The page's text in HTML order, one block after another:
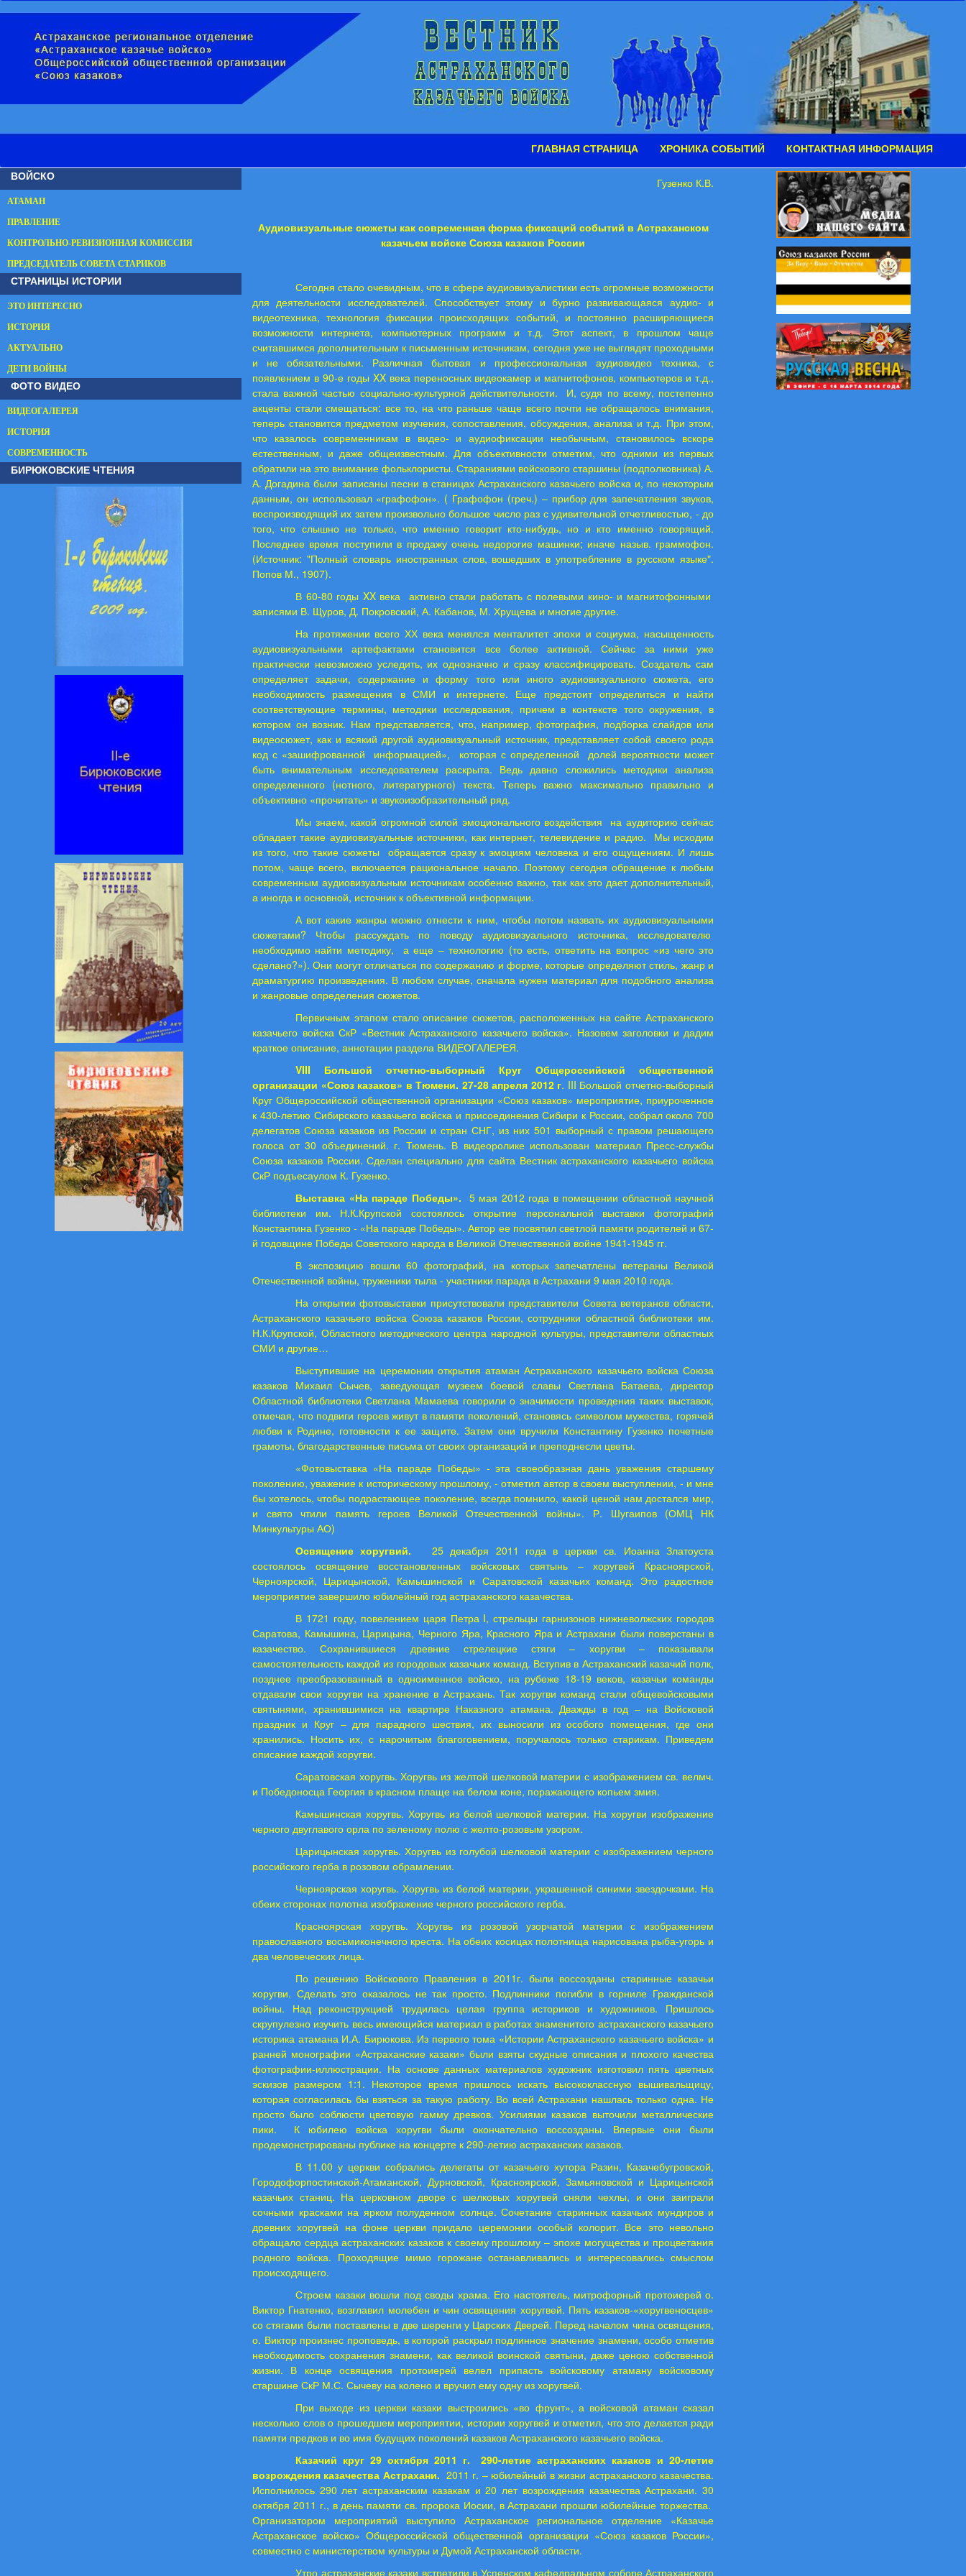
ГЛАВНАЯ СТРАНИЦА ХРОНИКА СОБЫТИЙ КОНТАКТНАЯ ИНФОРМАЦИЯ
ВОЙСКО
АТАМАН
ПРАВЛЕНИЕ
КОНТРОЛЬНО-РЕВИЗИОННАЯ КОМИССИЯ
ПРЕДСЕДАТЕЛЬ СОВЕТА СТАРИКОВ
СТРАНИЦЫ ИСТОРИИ
ЭТО ИНТЕРЕСНО
ИСТОРИЯ
АКТУАЛЬНО
ДЕТИ ВОЙНЫ
ФОТО ВИДЕО
ВИДЕОГАЛЕРЕЯ
ИСТОРИЯ
СОВРЕМЕННОСТЬ
БИРЮКОВСКИЕ ЧТЕНИЯ
Гузенко К.В.
Аудиовизуальные сюжеты как современная форма фиксаций событий в Астраханском
казачьем войске Союза казаков России
Сегодня стало очевидным, что в сфере аудиовизуалистики есть огромные возможности
для деятельности исследователей. Способствует этому и бурно развивающаяся аудио- и
видеотехника, технология фиксации происходящих событий, и постоянно расширяющиеся
возможности интернета, компьютерных программ и т.д. Этот аспект, в прошлом чаще
считавшимся дополнительным к письменным источникам, сегодня уже не выглядят проходными
и не обязательными. Различная бытовая и профессиональная аудиовидео техника, с
появлением в 90-е годы XX века переносных видеокамер и магнитофонов, компьютеров и т.д.,
стала важной частью социально-культурной действительности.
И, судя по всему, постепенно
акценты стали смещаться: все то, на что раньше чаще всего почти не обращалось внимания,
теперь становится предметом изучения, сопоставления, обсуждения, анализа и т.д. При этом,
что казалось современникам в видео- и аудиофиксации необычным, становилось вскоре
естественным, и даже общеизвестным. Для объективности отметим, что одними из первых
обратили на это внимание фольклористы. Стараниями войскового старшины (подполковника) А.
А. Догадина были записаны песни в станицах Астраханского казачьего войска и, по некоторым
данным, он использовал «графофон». ( Графофон (греч.) – прибор для запечатления звуков,
воспроизводящий их затем произвольно большое число раз с удивительной отчетливостью, - до
того, что слышно не только, что именно говорит кто-нибудь, но и кто именно говорящий.
Последнее время поступили в продажу очень недорогие машинки; иначе назыв. граммофон.
(Источник: "Полный словарь иностранных слов, вошедших в употребление в русском языке".
Попов М., 1907).
В 60-80 годы XX века активно стали работать с полевыми кино- и магнитофонными
записями В. Щуров, Д. Покровский, А. Кабанов, М. Хрущева и многие другие.
На протяжении всего ХХ века менялся менталитет эпохи и социума, насыщенность
аудиовизуальными артефактами становится все более активной. Сейчас за ними уже
практически невозможно уследить, их однозначно и сразу классифицировать. Создатель сам
определяет задачи, содержание и форму того или иного аудиовизуального сюжета, его
необходимость размещения в СМИ и интернете. Еще предстоит определиться и найти
соответствующие термины, методики исследования, причем в контексте того окружения, в
котором он возник. Нам представляется, что, например, фотография, подборка слайдов или
видеосюжет, как и всякий другой аудиовизуальный источник, представляет собой своего рода
код с «зашифрованной
информацией», которая с определенной
долей вероятности может
быть внимательным исследователем раскрыта. Ведь давно сложились методики анализа
определенного (нотного, литературного) текста. Теперь важно максимально правильно и
объективно «прочитать» и звукоизобразительный ряд.
Мы знаем, какой огромной силой эмоционального воздействия
на аудиторию сейчас
обладает такие аудиовизуальные источники, как интернет, телевидение и радио.
Мы исходим
из того, что такие сюжеты
обращается сразу к эмоциям человека и его ощущениям. И лишь
потом, чаще всего, включается рациональное начало. Поэтому сегодня обращение к любым
современным аудиовизуальным источникам особенно важно, так как это дает дополнительный,
а иногда и основной, источник к объективной информации.
А вот какие жанры можно отнести к ним, чтобы потом назвать их аудиовизуальными
сюжетами? Чтобы рассуждать по поводу аудиовизуального источника, исследователю
необходимо найти методику,
а еще – технологию (то есть, ответить на вопрос «из чего это
сделано?»). Они могут отличаться по содержанию и форме, которые определяют стиль, жанр и
драматургию произведения. В любом случае, сначала нужен материал для подобного анализа
и жанровые определения сюжетов.
Первичным этапом стало описание сюжетов, расположенных на сайте Астраханского
казачьего войска СкР «Вестник Астраханского казачьего войска». Назовем заголовки и дадим
краткое описание, аннотации раздела ВИДЕОГАЛЕРЕЯ.
VIII Большой отчетно-выборный Круг Общероссийской общественной
организации «Союз казаков» в Тюмени. 27-28 апреля 2012 г. III Большой отчетно-выборный
Круг Общероссийской общественной организации «Союз казаков» мероприятие, приуроченное
к 430-летию Сибирского казачьего войска и присоединения Сибири к России, собрал около 700
делегатов Союза казаков из России и стран СНГ, из них 501 выборный с правом решающего
голоса от 30 объединений. г. Тюмень. В видеоролике использован материал Пресс-службы
Союза казаков России. Сделан специально для сайта Вестник астраханского казачьего войска
СкР подъесаулом К. Гузенко.
Выставка «На параде Победы». 5 мая 2012 года в помещении областной научной
библиотеки им. Н.К.Крупской состоялось открытие персональной выставки фотографий
Константина Гузенко - «На параде Победы». Автор ее посвятил светлой памяти родителей и 67-
й годовщине Победы Советского народа в Великой Отечественной войне 1941-1945 гг.
В экспозицию вошли 60 фотографий, на которых запечатлены ветераны Великой
Отечественной войны, труженики тыла - участники парада в Астрахани 9 мая 2010 года.
На открытии фотовыставки присутствовали представители Совета ветеранов области,
Астраханского казачьего войска Союза казаков России, сотрудники областной библиотеки им.
Н.К.Крупской, Областного методического центра народной культуры, представители областных
СМИ и другие…
Выступившие на церемонии открытия атаман Астраханского казачьего войска Союза
казаков Михаил Сычев, заведующая музеем боевой славы Светлана Батаева, директор
Областной библиотеки Светлана Мамаева говорили о значимости проведения таких выставок,
отмечая, что подвиги героев живут в памяти поколений, становясь символом мужества, горячей
любви к Родине, готовности к ее защите. Затем они вручили Константину Гузенко почетные
грамоты, благодарственные письма от своих организаций и преподнесли цветы.
«Фотовыставка «На параде Победы» - эта своеобразная дань уважения старшему
поколению, уважение к историческому прошлому, - отметил автор в своем выступлении, - и мне
бы хотелось, чтобы подрастающее поколение, всегда помнило, какой ценой нам достался мир,
и свято чтили память героев Великой Отечественной войны». Р. Шугаипов (ОМЦ НК
Минкультуры АО)
Освящение хоругвий.
25 декабря 2011 года в церкви св. Иоанна Златоуста
состоялось освящение восстановленных войсковых святынь – хоругвей Красноярской,
Черноярской, Царицынской, Камышинской и Саратовской казачьих команд. Это радостное
мероприятие завершило юбилейный год астраханского казачества.
В 1721 году, повелением царя Петра I, стрельцы гарнизонов нижневолжских городов
Саратова, Камышина, Царицына, Черного Яра, Красного Яра и Астрахани были поверстаны в
казачество. Сохранившиеся древние стрелецкие стяги – хоругви – показывали
самостоятельность каждой из городовых казачьих команд. Вступив в Астраханский казачий полк,
позднее преобразованный в одноименное войско, на рубеже 18-19 веков, казачьи команды
отдавали свои хоругви на хранение в Астрахань. Так хоругви команд стали общевойсковыми
святынями, хранившимися на квартире Наказного атамана. Дважды в год – на Войсковой
праздник и Круг – для парадного шествия, их выносили из особого помещения, где они
хранились. Носить их, с нарочитым благоговением, поручалось только старикам. Приведем
описание каждой хоругви.
Саратовская хоругвь. Хоругвь из желтой шелковой материи с изображением св. велмч.
и Победоносца Георгия в красном плаще на белом коне, поражающего копьем змия.
Камышинская хоругвь. Хоругвь из белой шелковой материи. На хоругви изображение
черного двуглавого орла по зеленому полю с желто-розовым узором.
Царицынская хоругвь. Хоругвь из голубой шелковой материи с изображением черного
российского герба в розовом обрамлении.
Черноярская хоругвь. Хоругвь из белой материи, украшенной синими звездочками. На
обеих сторонах полотна изображение черного российского герба.
Красноярская хоругвь. Хоругвь из розовой узорчатой материи с изображением
православного восьмиконечного креста. На обеих косицах полотнища нарисована рыба-угорь и
два человеческих лица.
По решению Войскового Правления в 2011г. были воссозданы старинные казачьи
хоругви. Сделать это оказалось не так просто. Подлинники погибли в горниле Гражданской
войны. Над реконструкцией трудилась целая группа историков и художников. Пришлось
скрупулезно изучить весь имеющийся материал в работах знаменитого астраханского казачьего
историка атамана И.А. Бирюкова. Из первого тома «Истории Астраханского казачьего войска» и
ранней монографии «Астраханские казаки» были взяты скудные описания и плохого качества
фотографии-иллюстрации. На основе данных материалов художник изготовил пять цветных
эскизов размером 1:1. Некоторое время пришлось искать высококлассную вышивальщицу,
которая согласилась бы взяться за такую работу. Во всей Астрахани нашлась только одна. Не
просто было соблюсти цветовую гамму древков. Усилиями казаков выточили металлические
пики.
К юбилею войска хоругви были окончательно воссозданы. Впервые они были
продемонстрированы публике на концерте к 290-летию астраханских казаков.
В 11.00 у церкви собрались делегаты от казачьего хутора Разин, Казачебугровской,
Городофорпостинской-Атаманской, Дурновской, Красноярской, Замьяновской и Царицынской
казачьих станиц. На церковном дворе с шелковых хоругвей сняли чехлы, и они заиграли
сочными красками на ярком полуденном солнце. Сочетание старинных казачьих мундиров и
древних хоругвей на фоне церкви придало церемонии особый колорит. Все это невольно
обращало сердца астраханских казаков к своему прошлому – эпохе могущества и процветания
родного войска. Проходящие мимо горожане останавливались и интересовались смыслом
происходящего.
Строем казаки вошли под своды храма. Его настоятель, митрофорный протоиерей о.
Виктор Гнатенко, возглавил молебен и чин освящения хоругвей. Пять казаков-«хоругвеносцев»
со стягами были поставлены в две шеренги у Царских Дверей. Перед началом чина освящения,
о. Виктор произнес проповедь, в которой раскрыл подлинное значение знамени, особо отметив
необходимость сохранения знамени, как великой воинской святыни, даже ценою собственной
жизни. В конце освящения протоиерей велел припасть войсковому атаману войсковому
старшине СкР М.С. Сычеву на колено и вручил ему одну из хоругвей.
При выходе из церкви казаки выстроились «во фрунт», а войсковой атаман сказал
несколько слов о прошедшем мероприятии, истории хоругвей и отметил, что это делается ради
памяти предков и во имя будущих поколений казаков Астраханского казачьего войска.
Казачий круг 29 октября 2011 г.
290-летие астраханских казаков и 20-летие
возрождения казачества Астрахани. 2011 г. – юбилейный в жизни астраханского казачества.
Исполнилось 290 лет астраханским казакам и 20 лет возрождения казачества Астрахани. 30
октября 2011 г., в день памяти св. пророка Иосии, в Астрахани прошли юбилейные торжества.
Организатором мероприятий выступило Астраханское региональное отделение «Казачье
Астраханское войско» Общероссийской общественной организации «Союз казаков России»,
совместно с министерством культуры и Думой Астраханской области.
Утро астраханские казаки встретили в Успенском кафедральном соборе Астраханского